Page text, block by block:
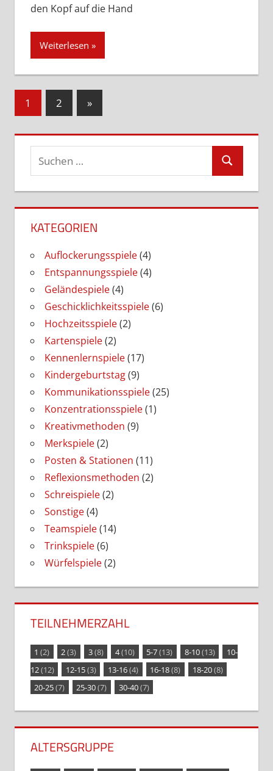
den Kopf auf die Hand
Weiterlesen
Seitennummerierung
Beiträge
1 2
Nächste
Beiträge
»
Suchen
Suchen
KATEGORIEN
Auflockerungsspiele(4)
Entspannungsspiele(4)
Geländespiele(4)
Geschicklichkeitsspiele(6)
Hochzeitsspiele(2)
Kartenspiele(2)
Kennenlernspiele(17)
Kindergeburtstag(9)
Kommunikationsspiele(25)
Konzentrationsspiele(1)
Kreativmethoden (9)
Merkspiele(2)
Posten & Stationen (11)
Reflexionsmethoden (2)
Schreispiele(2)
Sonstige(4)
Teamspiele(14)
Trinkspiele(6)
Würfelspiele(2)
TEILNEHMERZAHL
1 (2) 2(3) 3(8) 4(10) 5-7(13) 8-10(13)
10-
12(12) 12-15(3) 13-16(4) 16-18(8) 18-20(8)
20-25(7) 25-30(7) 30-40(7)
ALTERSGRUPPE